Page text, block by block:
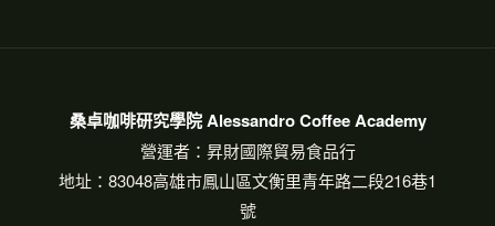
桑卓咖啡研究學院 Alessandro Coffee Academy
營運者：昇財國際貿易食品行
地址：83048高雄市鳳山區文衡里青年路二段216巷1
號